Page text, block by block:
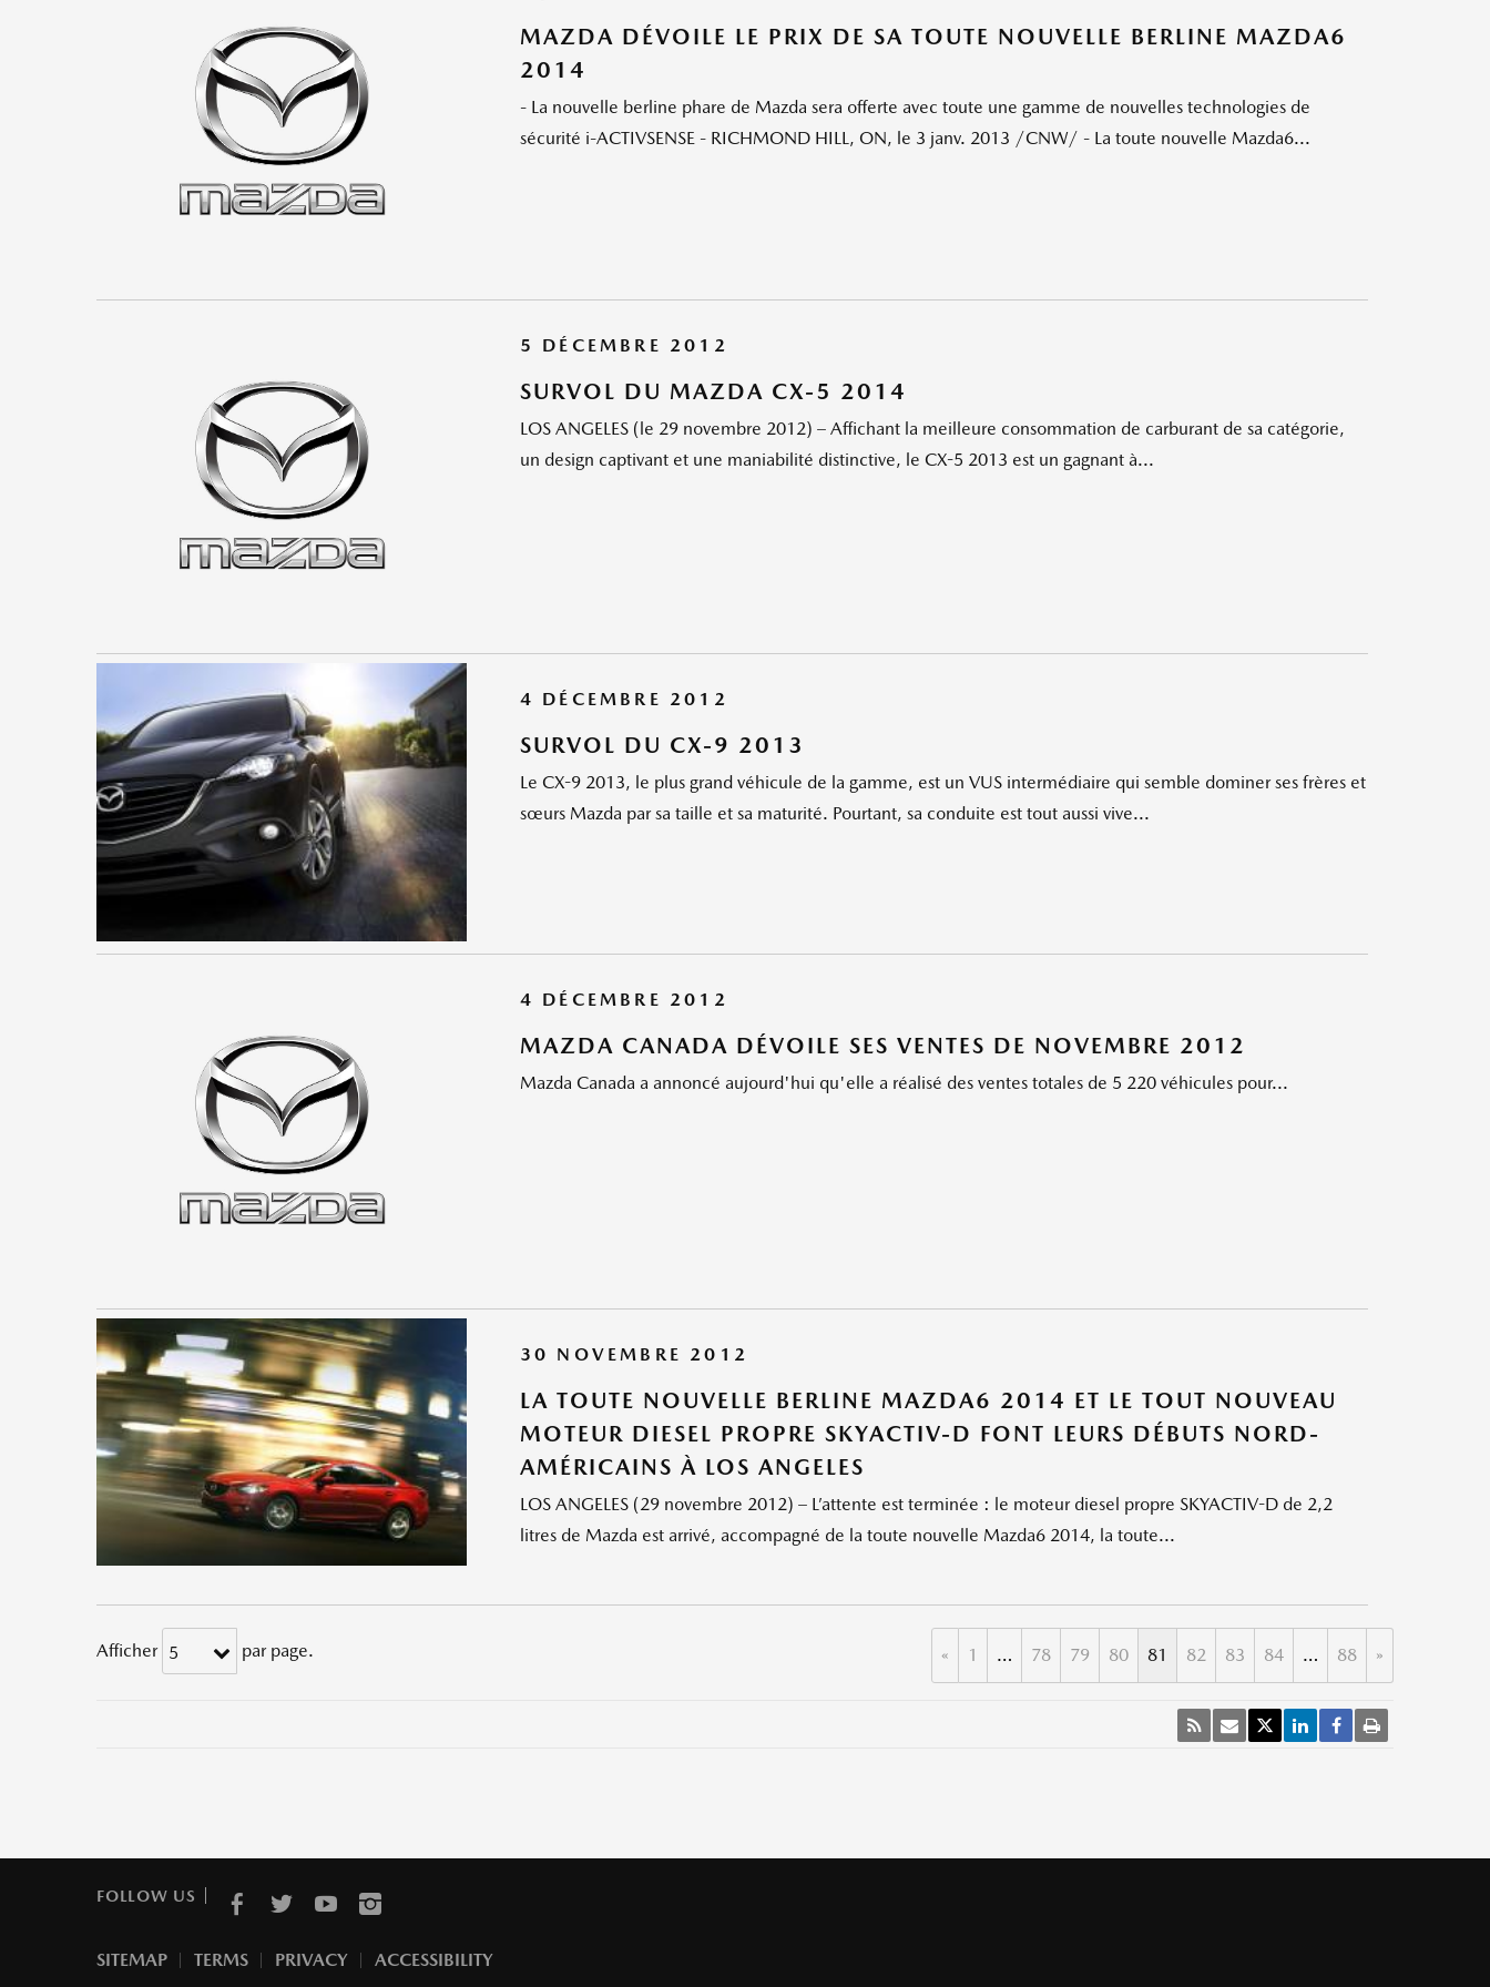
MAZDA DÉVOILE LE PRIX DE SA TOUTE NOUVELLE BERLINE MAZDA6
2014
- La nouvelle berline phare de Mazda sera offerte avec toute une gamme de nouvelles technologies de
sécurité i-ACTIVSENSE - RICHMOND HILL, ON, le 3 janv. 2013 /CNW/ - La toute nouvelle Mazda6...
5 DÉCEMBRE 2012
SURVOL DU MAZDA CX-5 2014
LOS ANGELES (le 29 novembre 2012) – Affichant la meilleure consommation de carburant de sa catégorie,
un design captivant et une maniabilité distinctive, le CX-5 2013 est un gagnant à...
4 DÉCEMBRE 2012
SURVOL DU CX-9 2013
Le CX-9 2013, le plus grand véhicule de la gamme, est un VUS intermédiaire qui semble dominer ses frères et
sœurs Mazda par sa taille et sa maturité. Pourtant, sa conduite est tout aussi vive...
4 DÉCEMBRE 2012
MAZDA CANADA DÉVOILE SES VENTES DE NOVEMBRE 2012
Mazda Canada a annoncé aujourd'hui qu'elle a réalisé des ventes totales de 5 220 véhicules pour...
30 NOVEMBRE 2012
LA TOUTE NOUVELLE BERLINE MAZDA6 2014 ET LE TOUT NOUVEAU
MOTEUR DIESEL PROPRE SKYACTIV-D FONT LEURS DÉBUTS NORD-
AMÉRICAINS À LOS ANGELES
LOS ANGELES (29 novembre 2012) – L’attente est terminée : le moteur diesel propre SKYACTIV-D de 2,2
litres de Mazda est arrivé, accompagné de la toute nouvelle Mazda6 2014, la toute...
Afficher 5 par page. « 1 … 78 79 80 81 82 83 84 … 88 »
FOLLOW US
SITEMAP TERMS PRIVACY ACCESSIBILITY